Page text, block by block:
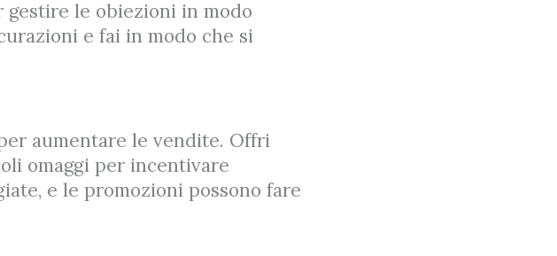
gestire le obiezioni in modo
e fai in modo che si
aumentare le vendite. Offri
omaggi per incentivare
e le promozioni possono fare